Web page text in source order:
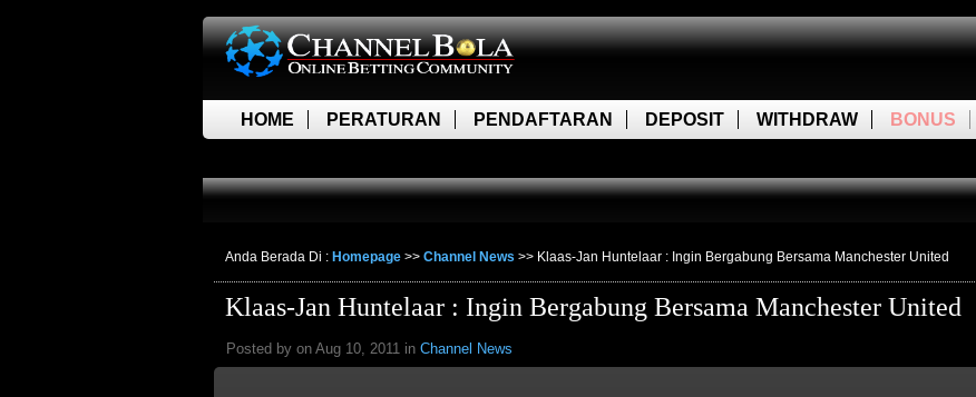
HOME PERATURAN PENDAFTARAN DEPOSIT WITHDRAW BONUS
Anda Berada Di : Homepage >> Channel News >> Klaas-Jan Huntelaar : Ingin Bergabung Bersama Manchester United
Klaas-Jan Huntelaar : Ingin Bergabung Bersama Manchester United
Posted by on Aug 10, 2011 in Channel News